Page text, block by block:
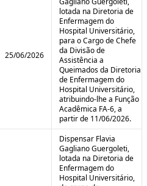
25/06/2026
lotada na Diretoria de
Enfermagem do
Hospital Universitário,
para o Cargo de Chefe
da Divisão de
Assistência a
Queimados da Diretoria
de Enfermagem do
Hospital Universitário,
atribuindo-lhe a Função
Acadêmica FA-6, a
partir de 11/06/2026.
Dispensar Flavia
Gagliano Guergoleti,
lotada na Diretoria de
Enfermagem do
Hospital Universitário,